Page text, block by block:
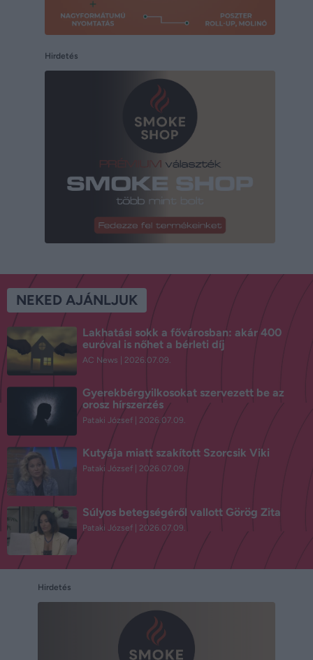
Hirdetés
NEKED AJÁNLJUK
Lakhatási sokk a fővárosban: akár 400
euróval is nőhet a bérleti díj
AC News 2026.07.09.
Gyerekbérgyilkosokat szervezett be az
orosz hírszerzés
Pataki József 2026.07.09.
Kutyája miatt szakított Szorcsik Viki
Pataki József 2026.07.09.
Súlyos betegségéről vallott Görög Zita
Pataki József 2026.07.09.
Hirdetés